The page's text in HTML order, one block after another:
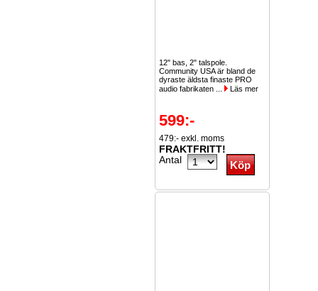
12" bas, 2" talspole.
Community USA är bland de
dyraste äldsta finaste PRO
audio fabrikaten ...
Läs mer
599:-
479:- exkl. moms
FRAKTFRITT!
Antal